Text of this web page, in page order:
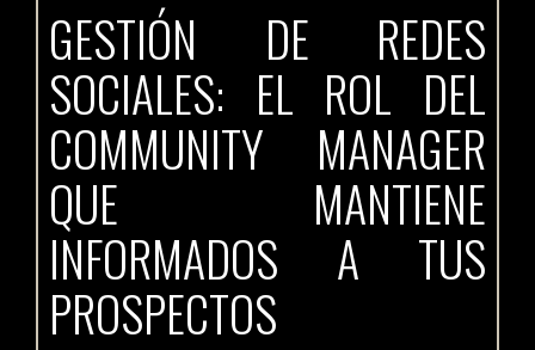
GESTIÓN DE REDES
SOCIALES: EL ROL DEL
COMMUNITY MANAGER
QUE MANTIENE
INFORMADOS A TUS
PROSPECTOS